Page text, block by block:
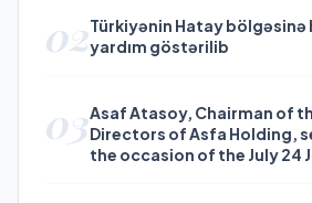
02Türkiyənin Hatay bölgəsinə
yardım göstərilib
03Asaf Atasoy, Chairman of
Directors of Asfa Holding,
the occasion of the July 24